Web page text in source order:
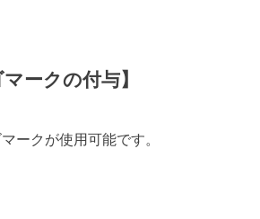
ークの付与】
ークが使用可能です。